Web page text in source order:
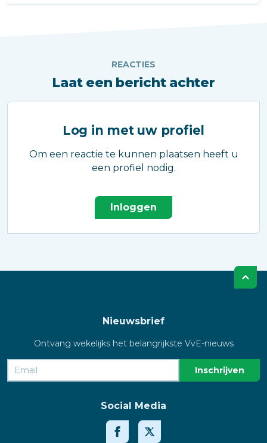
brandgevaarlijke werkzaamheden aan de
REACTIES
Laat een bericht achter
Log in met uw profiel
Om een reactie te kunnen plaatsen heeft u
een profiel nodig.
Inloggen
Nieuwsbrief
Ontvang wekelijks het belangrijkste VvE-nieuws
Social Media